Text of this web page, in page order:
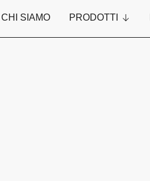
CHI SIAMO PRODOTTI